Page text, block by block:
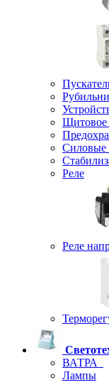
Щитовое
Силовые
Реле
Реле
ВАТРА
Лампы